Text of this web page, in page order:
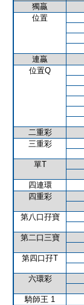
獨贏
位置
連贏
位置Q
二重彩
三重彩
單T
四連環
四重彩
第八口孖寶
第二口三寶
第四口孖T
六環彩
騎師王 1